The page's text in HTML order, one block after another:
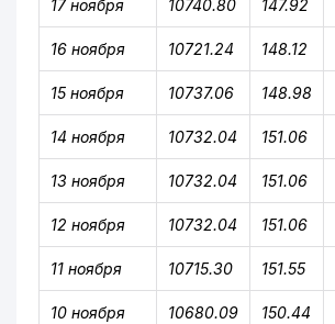
17 ноября 10740.80 147.92
16 ноября 10721.24 148.12
15 ноября 10737.06 148.98
14 ноября 10732.04 151.06
13 ноября 10732.04 151.06
12 ноября 10732.04 151.06
11 ноября 10715.30 151.55
10 ноября 10680.09 150.44